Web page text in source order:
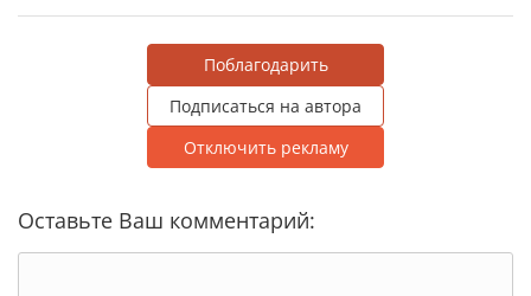
Поблагодарить
Подписаться на автора
Отключить рекламу
Оставьте Ваш комментарий: